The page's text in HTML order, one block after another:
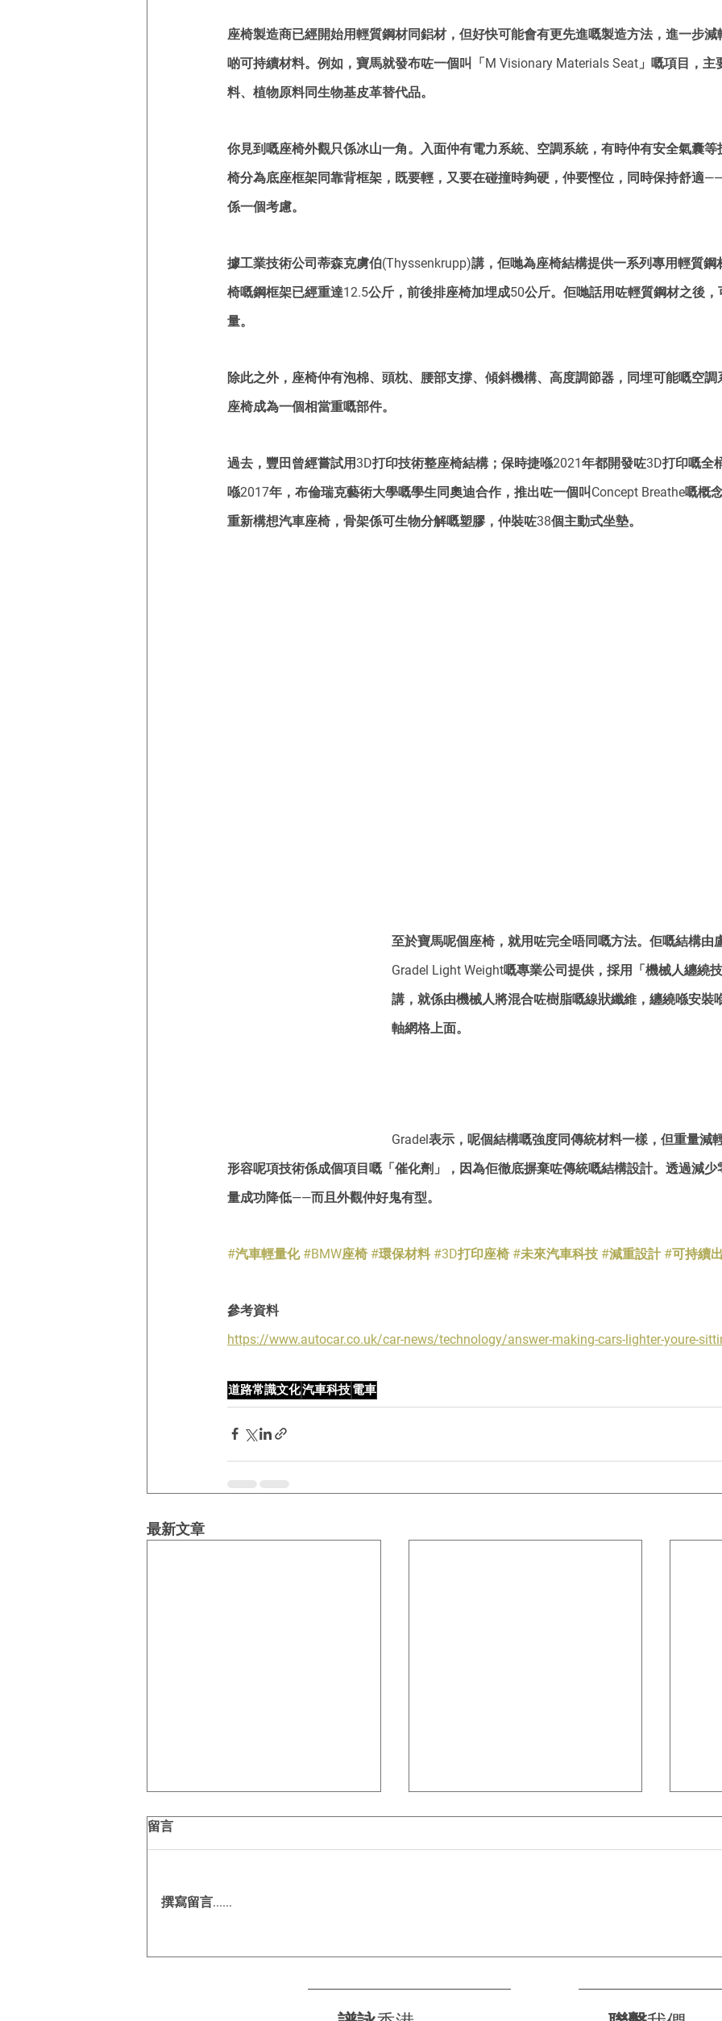
座椅製造商已經開始用輕質鋼材同鋁材，但好快可能會有更先進嘅製造方法，進一步
啲可持續材料。例如，寶馬就發布咗一個叫「M Visionary Materials Seat」嘅項目，主
料、植物原料同生物基皮革替代品。
你見到嘅座椅外觀只係冰山一角。入面仲有電力系統、空調系統，有時仲有安全氣囊等
椅分為底座框架同靠背框架，既要輕，又要在碰撞時夠硬，仲要慳位，同時保持舒適
係一個考慮。
據工業技術公司蒂森克虜伯(Thyssenkrupp)講，佢哋為座椅結構提供一系列專用輕質鋼
椅嘅鋼框架已經重達12.5公斤，前後排座椅加埋成50公斤。佢哋話用咗輕質鋼材之後，
量。
除此之外，座椅仲有泡棉、頭枕、腰部支撐、傾斜機構、高度調節器，同埋可能嘅空
座椅成為一個相當重嘅部件。
過去，豐田曾經嘗試用3D打印技術整座椅結構；保時捷喺2021年都開發咗3D打印嘅全
喺2017年，布倫瑞克藝術大學嘅學生同奧迪合作，推出咗一個叫Concept Breathe嘅概
重新構想汽車座椅，骨架係可生物分解嘅塑膠，仲裝咗38個主動式坐墊。
至於寶馬呢個座椅，就用咗完全唔同嘅方法。佢嘅結構由
Gradel Light Weight嘅專業公司提供，採用「機械人纏繞
講，就係由機械人將混合咗樹脂嘅線狀纖維，纏繞喺安裝
軸網格上面。
Gradel表示，呢個結構嘅強度同傳統材料一樣，但重量減
形容呢項技術係成個項目嘅「催化劑」，因為佢徹底摒棄咗傳統嘅結構設計。透過減少
量成功降低——而且外觀仲好鬼有型。
#汽車輕量化 #BMW座椅 #環保材料 #3D打印座椅 #未來汽車科技 #減重設計 #可持續
參考資料
https://www.autocar.co.uk/car-news/technology/answer-making-cars-lighter-youre-
道路常識文化汽車科技電車
最新文章
生產！氫氣缸唔再阻地方 🔋💨
留言
撰寫留言......